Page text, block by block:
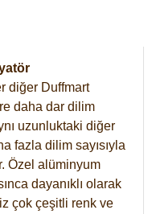
diğer Duffmart
daha dar dilim
uzunluktaki diğer
fazla dilim sayısıyla
Özel alüminyum
dayanıklı olarak
çok çeşitli renk ve